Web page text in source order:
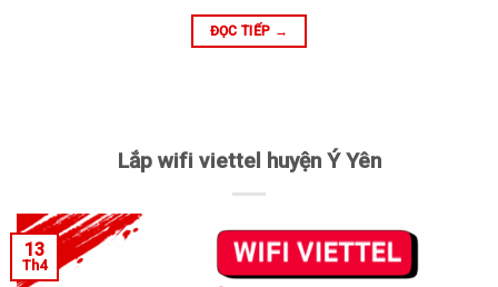
ĐỌC TIẾP →
Lắp wifi viettel huyện Ý Yên
13
Th4